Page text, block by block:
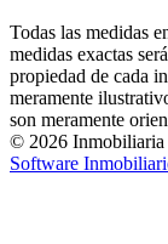
Todas las medidas
medidas exactas
propiedad de cada
meramente
son meramente
© 2026 Inmobiliaria
Software